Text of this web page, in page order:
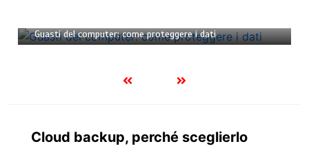
Guasti del computer: come proteggere i dati
Cloud backup, perché sceglierlo